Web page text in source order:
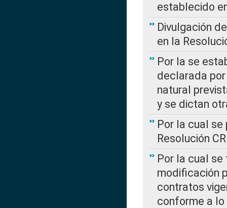
establecido
Divulgación
en la
Por la se
declarada
natural
y se dictan
Por la cual
Resolución
Por la cual
modificación
contratos
conforme a lo